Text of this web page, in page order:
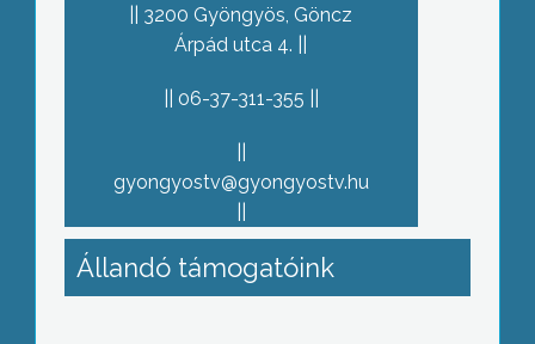
3200 Gyöngyös, Göncz
Árpád utca 4.
06-37-311-355
gyongyostv@gyongyostv.hu
Állandó támogatóink